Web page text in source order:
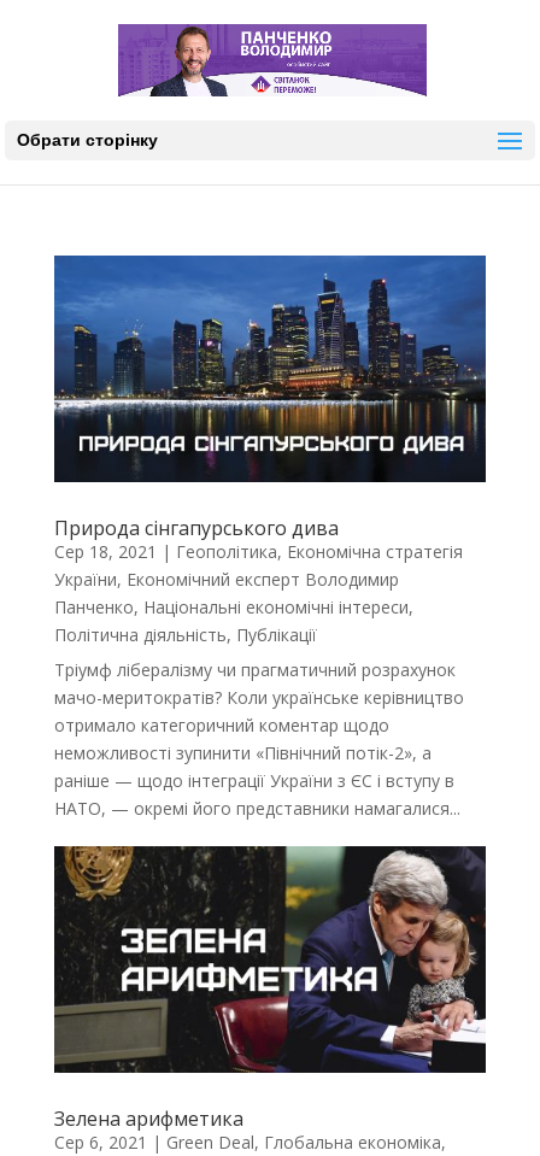
Обрати сторінку
Природа сінгапурського дива
Сер 18, 2021 | Геополітика, Економічна стратегія
України, Економічний експерт Володимир
Панченко, Національні економічні інтереси,
Політична діяльність, Публікації
Тріумф лібералізму чи прагматичний розрахунок
мачо-меритократів? Коли українське керівництво
отримало категоричний коментар щодо
неможливості зупинити «Північний потік-2», а
раніше — щодо інтеграції України з ЄС і вступу в
НАТО, — окремі його представники намагалися...
Зелена арифметика
Сер 6, 2021 | Green Deal, Глобальна економіка,